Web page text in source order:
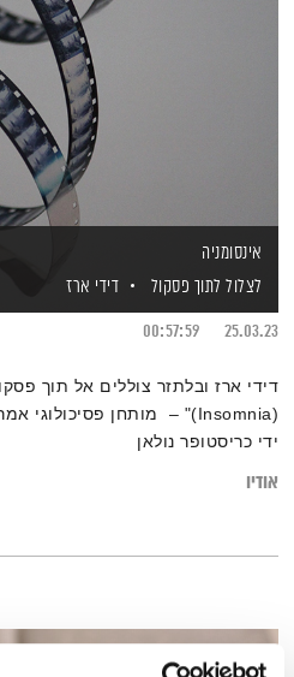
אינסומניה
לצלול לתוך פסקול
דידי ארז
25.03.23
00:57:59
דידי ארז ובלתזר צוללים אל תוך
ידי כריסטופר נולאן
אודיו